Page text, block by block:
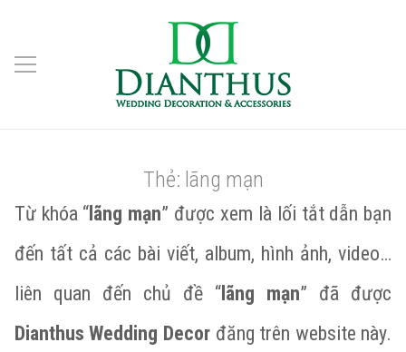
Thẻ: lãng mạn
Từ khóa “ lãng mạn” được xem là lối tắt dẫn bạn
đến tất cả các bài viết, album, hình ảnh, video…
liên quan đến chủ đề “ lãng mạn” đã được
Dianthus Wedding Decorđăng trên website này.